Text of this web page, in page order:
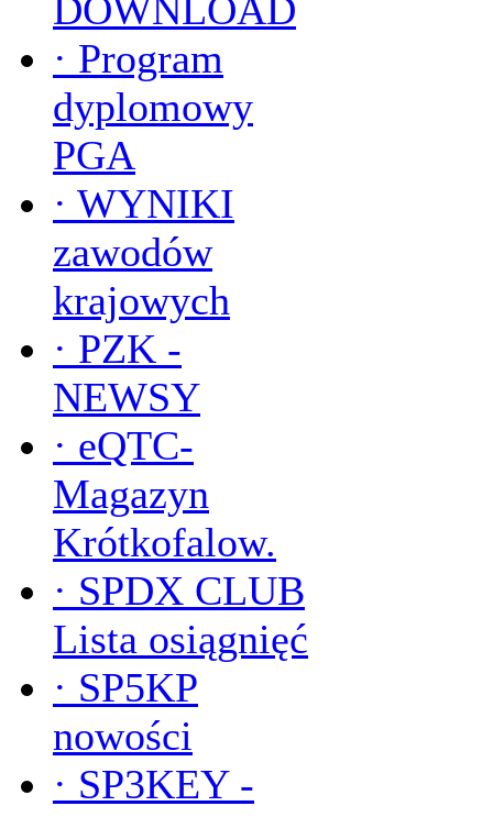
DOWNLOAD
· Program
dyplomowy
PGA
· WYNIKI
zawodów
krajowych
· PZK -
NEWSY
· eQTC-
Magazyn
Krótkofalow.
· SPDX CLUB
Lista osiągnięć
· SP5KP
nowości
· SP3KEY -